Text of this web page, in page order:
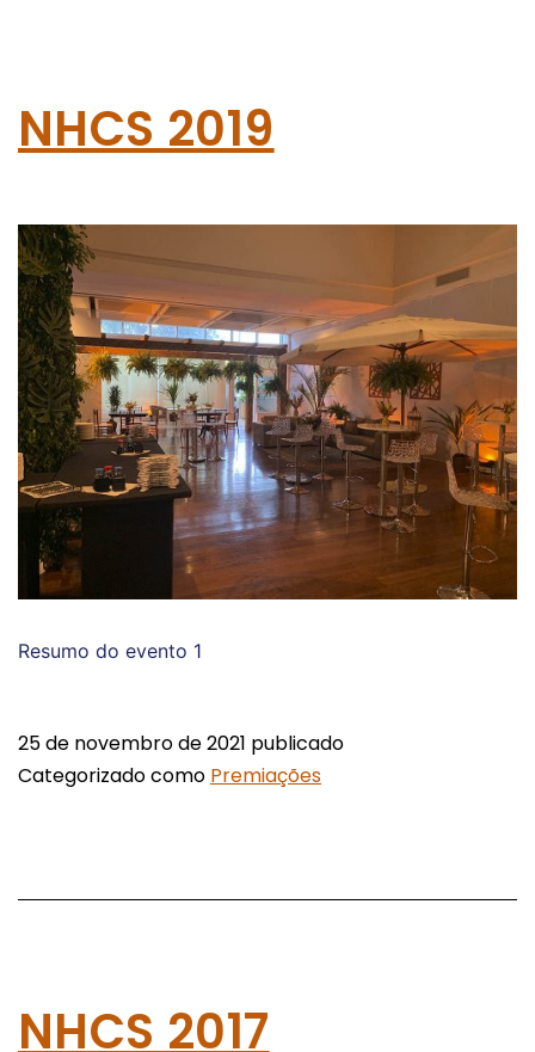
NHCS 2019
Resumo do evento 1
25 de novembro de 2021 publicado
Categorizado como Premiações
NHCS 2017